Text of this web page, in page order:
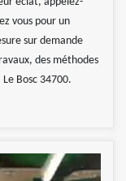
vous pour un
sur demande
des méthodes
Bosc 34700.